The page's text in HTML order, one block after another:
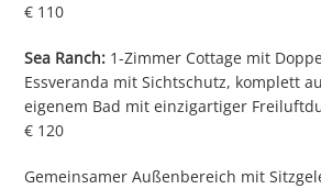
€ 110
Sea Ranch: 1-Zimmer Cottage mit
Essveranda mit Sichtschutz, komplett
eigenem Bad mit einzigartiger
€ 120
Gemeinsamer Außenbereich mit